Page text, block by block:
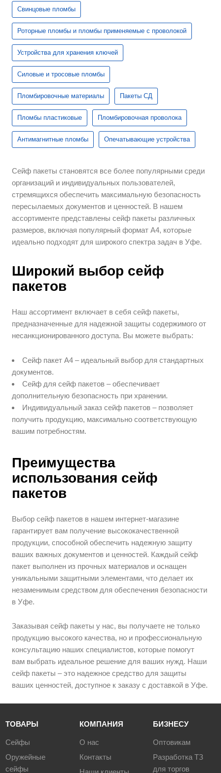
Свинцовые пломбы
Роторные пломбы и пломбы применяемые с проволокой
Устройства для хранения ключей
Силовые и тросовые пломбы
Пломбировочные материалы Пакеты СД
Пломбы пластиковые Пломбировочная проволока
Антимагнитные пломбы Опечатывающие устройства
Сейф пакеты становятся все более популярными среди
организаций и индивидуальных пользователей,
стремящихся обеспечить максимальную безопасность
пересылаемых документов и ценностей. В нашем
ассортименте представлены сейф пакеты различных
размеров, включая популярный формат А4, которые
идеально подходят для широкого спектра задач в Уфе.
Широкий выбор сейф
пакетов
Наш ассортимент включает в себя сейф пакеты,
предназначенные для надежной защиты содержимого от
несанкционированного доступа. Вы можете выбрать:
Сейф пакет А4 – идеальный выбор для стандартных
документов.
Сейф для сейф пакетов – обеспечивает
дополнительную безопасность при хранении.
Индивидуальный заказ сейф пакетов – позволяет
получить продукцию, максимально соответствующую
вашим потребностям.
Преимущества
использования сейф
пакетов
Выбор сейф пакетов в нашем интернет-магазине
гарантирует вам получение высококачественной
продукции, способной обеспечить надежную защиту
ваших важных документов и ценностей. Каждый сейф
пакет выполнен из прочных материалов и оснащен
уникальными защитными элементами, что делает их
незаменимым средством для обеспечения безопасности
в Уфе.
Заказывая сейф пакеты у нас, вы получаете не только
продукцию высокого качества, но и профессиональную
консультацию наших специалистов, которые помогут
вам выбрать идеальное решение для ваших нужд. Наши
сейф пакеты – это надежное средство для защиты
ваших ценностей, доступное к заказу с доставкой в Уфе.
ТОВАРЫ
Сейфы
Оружейные
сейфы
КОМПАНИЯ
О нас
Контакты
БИЗНЕСУ
Оптовикам
Разработка ТЗ
для торгов